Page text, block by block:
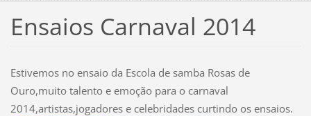
Ensaios Carnaval 2014
Estivemos no ensaio da Escola de samba Rosas de
Ouro,muito talento e emoção para o carnaval
2014,artistas,jogadores e celebridades curtindo os ensaios.